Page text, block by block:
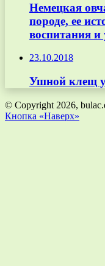
Немецкая
породе, ее
воспитания и
23.10.2018
Ушной клещ
© Copyright 2026,
Кнопка «Наверх»